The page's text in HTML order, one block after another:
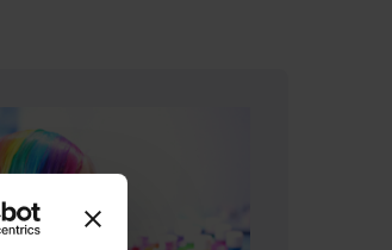
(Opent in een nieuw tabblad)